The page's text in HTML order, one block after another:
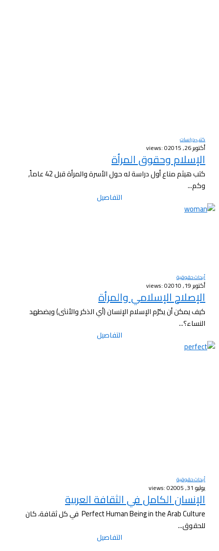
كتب-دراسات
أكتوبر 26, 2015 views: 0
الإسلام وحقوق المرأة
كتب هيثم مناع أول دراسة له حول الأسرة والمرأة قبل 42 عاماً,
وكم...
التفاصيل
أبحاث حقوقية
أكتوبر 19, 2010 views: 0
الإصلاح الإسلامي والمرأة
كيف يمكن أن يكرّم الإسلام الإنسان (أي الذكر والأنثى) ويضطهد
النساء؟...
التفاصيل
أبحاث حقوقية
يوليو 31, 2005 views: 0
الإنسان الكامل في الثقافة العربية
Perfect Human Being in the Arab Culture في كل ثقافة، كان
للحقوق...
التفاصيل